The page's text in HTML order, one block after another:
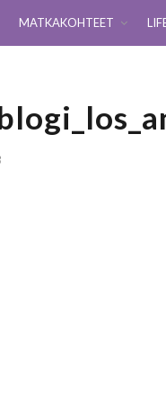
MATKAKOHTEET